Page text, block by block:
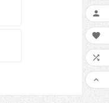



